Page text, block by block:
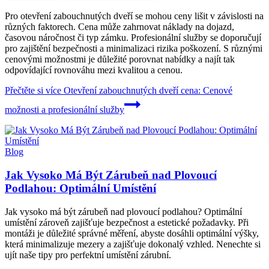
Pro otevření zabouchnutých dveří se mohou ceny lišit v závislosti na
různých faktorech. Cena může zahrnovat náklady na dojazd,
časovou náročnost či typ zámku. Profesionální služby se doporučují
pro zajištění bezpečnosti a minimalizaci rizika poškození. S různými
cenovými možnostmi je důležité porovnat nabídky a najít tak
odpovídající rovnováhu mezi kvalitou a cenou.
Přečtěte si více Otevření zabouchnutých dveří cena: Cenové
možnosti a profesionální služby
Blog
Jak Vysoko Má Být Zárubeň nad Plovoucí
Podlahou: Optimální Umístění
Jak vysoko má být zárubeň nad plovoucí podlahou? Optimální
umístění zároveň zajišťuje bezpečnost a estetické požadavky. Při
montáži je důležité správné měření, abyste dosáhli optimální výšky,
která minimalizuje mezery a zajišťuje dokonalý vzhled. Nenechte si
ujít naše tipy pro perfektní umístění zárubní.